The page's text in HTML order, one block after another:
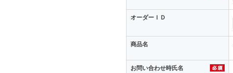
オーダーＩＤ
商品名
お問い合わせ時氏名